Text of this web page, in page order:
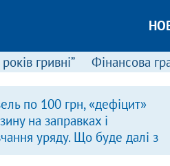
гривні” Фінансова
по 100 грн, «дефіцит»
на заправках і
уряду. Що буде далі з
на пальне?